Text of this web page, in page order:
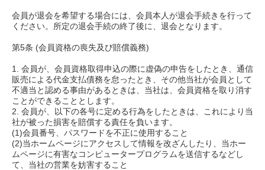
会員が退会を希望する場合には、会員本人が退会手続きを行って
ください。所定の退会手続の終了後に、退会となります。
第5条 (会員資格の喪失及び賠償義務)
1. 会員が、会員資格取得申込の際に虚偽の申告をしたとき、通信
販売による代金支払債務を怠ったとき、その他当社が会員として
不適当と認める事由があるときは、当社は、会員資格を取り消す
ことができることとします。
2. 会員が、以下の各号に定める行為をしたときは、これにより当
社が被った損害を賠償する責任を負います。
(1)会員番号、パスワードを不正に使用すること
(2)当ホームページにアクセスして情報を改ざんしたり、当ホー
ムページに有害なコンピュータープログラムを送信するなどし
て、当社の営業を妨害すること